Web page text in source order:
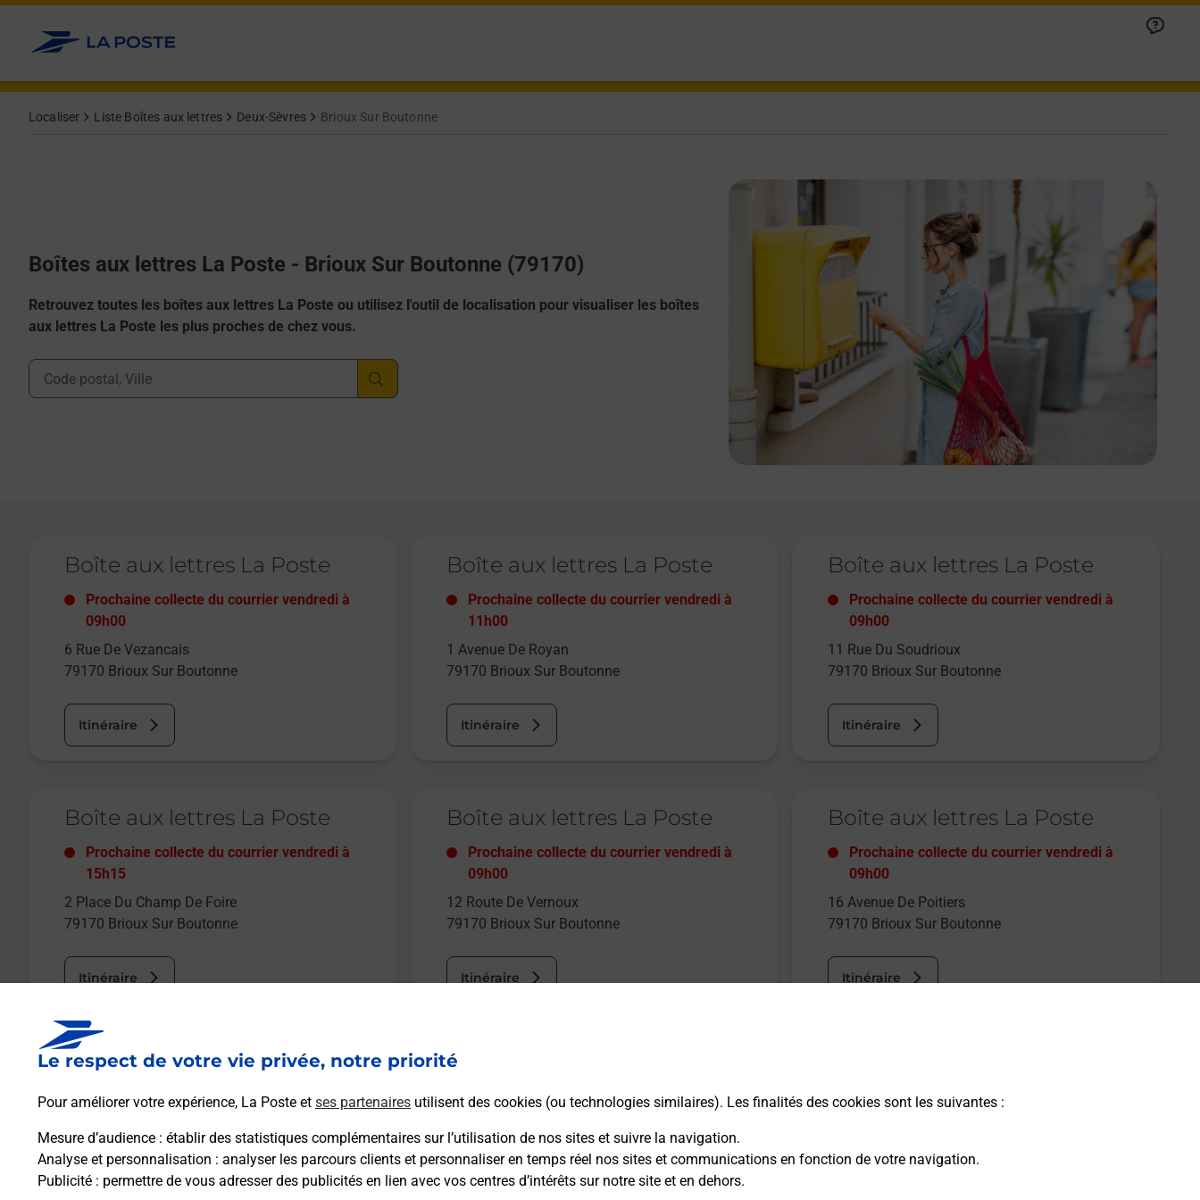
Le respect de votre vie privée, notre priorité
Pour améliorer votre expérience, La Poste et ses partenaires utilisent des cookies (ou technologies similaires). Les finalités des cookies sont les suivantes :
Mesure d’audience : établir des statistiques complémentaires sur l’utilisation de nos sites et suivre la navigation.
Analyse et personnalisation : analyser les parcours clients et personnaliser en temps réel nos sites et communications en fonction de votre navigation.
Publicité : permettre de vous adresser des publicités en lien avec vos centres d’intérêts sur notre site et en dehors.
Allez au contenu
Localiser Liste Boîtes aux lettres Deux-Sèvres Brioux Sur Boutonne
Boîtes aux lettres La Poste - Brioux Sur Boutonne (79170)
Retrouvez toutes les boîtes aux lettres La Poste ou utilisez l'outil de localisation pour visualiser les boîtes
aux lettres La Poste les plus proches de chez vous.
Ville, Département, Code Postal
Boîte aux lettres La Poste
Prochaine collecte du courrier vendredi à
09h00
6 Rue De Vezancais
79170 Brioux Sur Boutonne
Itinéraire
Boîte aux lettres La Poste
Prochaine collecte du courrier vendredi à
11h00
1 Avenue De Royan
79170 Brioux Sur Boutonne
Itinéraire
Boîte aux lettres La Poste
Prochaine collecte du courriervendredi à
09h00
11 Rue Du Soudrioux
79170 Brioux Sur Boutonne
Itinéraire
Boîte aux lettres La Poste
Prochaine collecte du courrier vendredi à
15h15
2 Place Du Champ De Foire
79170 Brioux Sur Boutonne
Itinéraire
Boîte aux lettres La Poste
Prochaine collecte du courrier vendredi à
09h00
12 Route De Vernoux
79170 Brioux Sur Boutonne
Itinéraire
Boîte aux lettres La Poste
Prochaine collecte du courriervendredi à
09h00
16 Avenue De Poitiers
79170 Brioux Sur Boutonne
Itinéraire
Boîte aux lettres La Poste
Prochaine collecte du courriervendredià
1 Chemin Des Peupliers
79170 Brioux Sur Boutonne
Le lien s'ouvre dans un nouvel onglet